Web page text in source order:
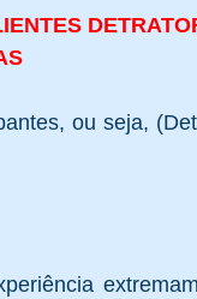
ou seja,